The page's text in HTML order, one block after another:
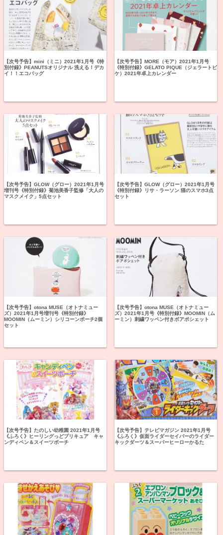
【次号予告】mini（ミニ）2021年1月号《特
別付録》PEANUTSオリジナル 洗える！デカ
イ！！エコバッグ
【次号予告】MORE（モア）2021年1月号
《特別付録》GELATO PIQUE（ジェラートピ
ケ）2021年卓上カレンダー
【次号予告】GLOW（グロー）2021年1月号
増刊号《特別付録》菊池美香子監修「大人の
マスクメイク」5点セット
【次号予告】GLOW（グロー）2021年1月号
《特別付録》リサ・ラーソン 猫のスマホ3点
セット
【次号予告】otona MUSE（オトナミュー
ズ）2021年1月号増刊号《特別付録》
MOOMIN（ムーミン）シリコーンポーチ2個
セット
【次号予告】otona MUSE（オトナミュー
ズ）2021年1月号《特別付録》MOOMIN（ム
ーミン）刺繍ワッペン付きボアポシェット
【次号予告】たのしい幼稚園 2021年1月号
《ふろく》ヒーリングっどプリキュア キャ
ンディペン＆スイーツポーチ
【次号予告】テレビマガジン 2021年1月号
《ふろく》仮面ライダーセイバーのライダー
キックダーツ＆スーパーヒーローかるた